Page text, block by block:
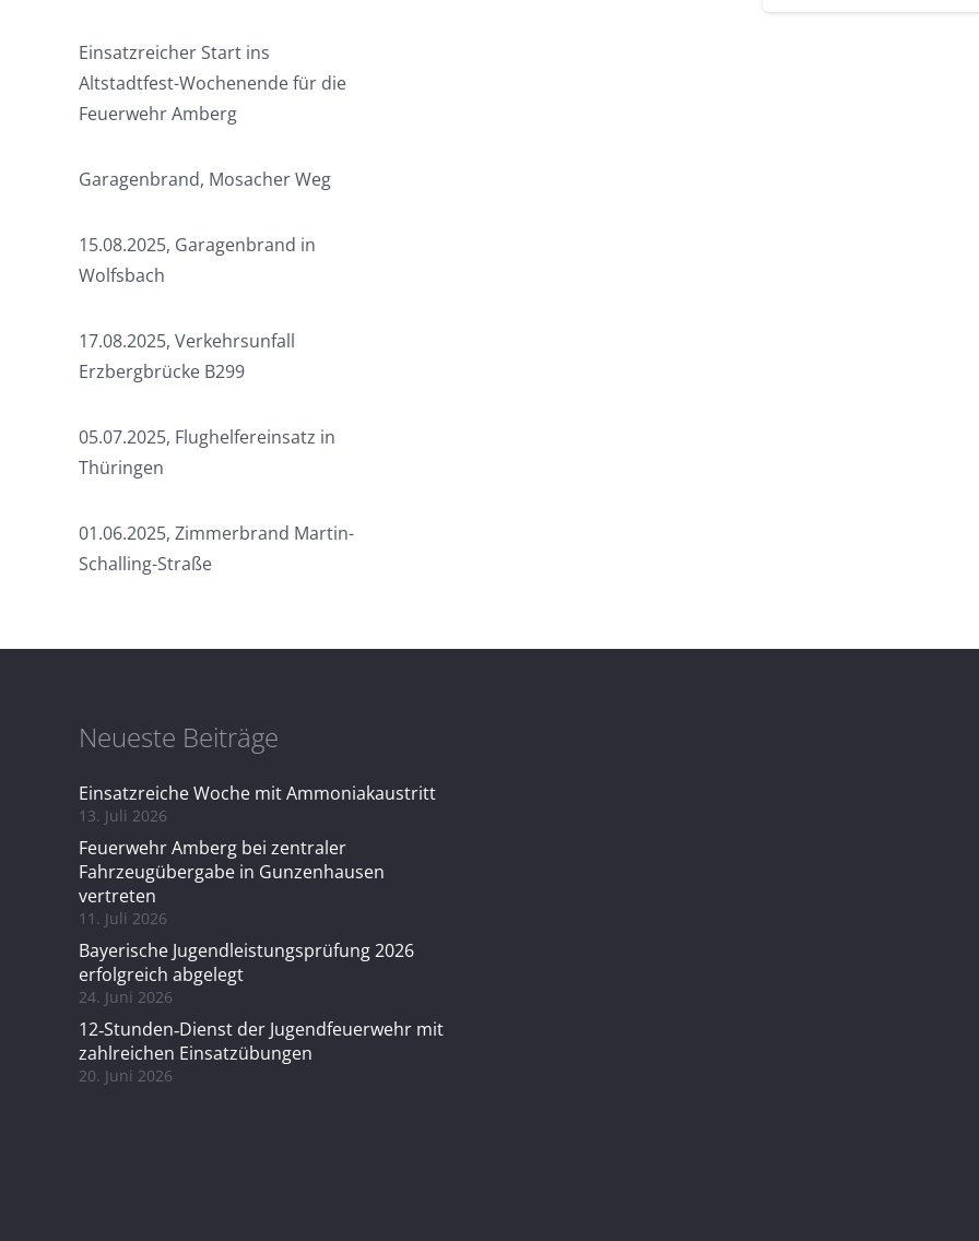
Einsatzreicher Start ins
Altstadtfest-Wochenende für die
Feuerwehr Amberg
Garagenbrand, Mosacher Weg
15.08.2025, Garagenbrand in
Wolfsbach
17.08.2025, Verkehrsunfall
Erzbergbrücke B299
05.07.2025, Flughelfereinsatz in
Thüringen
01.06.2025, Zimmerbrand Martin-
Schalling-Straße
Neueste Beiträge
Einsatzreiche Woche mit Ammoniakaustritt
13. Juli 2026
Feuerwehr Amberg bei zentraler
Fahrzeugübergabe in Gunzenhausen
vertreten
11. Juli 2026
Bayerische Jugendleistungsprüfung 2026
erfolgreich abgelegt
24. Juni 2026
12‑Stunden‑Dienst der Jugendfeuerwehr mit
zahlreichen Einsatzübungen
20. Juni 2026